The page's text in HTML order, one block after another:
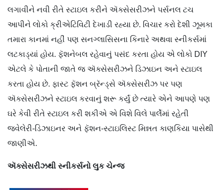
લગાવીને નવી રીતે સ્ટાઇલ કરીને ઍક્સેસરીઝને પર્સનલ ટચ
આપીને લોકો ક્રીએટિવિટી દેખાડી રહ્યા છે. વિચાર કરો દેશી ઝૂમકા
તમારા કાનમાં નહીં પણ સનગ્લાસિસના કિનારે અથવા સ્નીકર્સમાં
લટકાડ્યાં હોય. ફૅશનેબલ રહેવાનું પસંદ કરતા હોય એ લોકો DIY
એટલે કે પોતાની જાતે જ ઍક્સેસરીઝને ડિઝાઇન અને સ્ટાઇલ
કરતા હોય છે. ફાસ્ટ ફૅશન બ્રૅન્ડ્સે ઍક્સેસરીઝ પર પણ
ઍક્સેસરીઝને સ્ટાઇલ કરવાનું શરૂ કર્યું છે ત્યારે એને આપણે પણ
ઘરે કેવી રીતે સ્ટાઇલ કરી શકીએ એ વિશે વિલે પાર્લેમાં રહેતી
જ્વેલેરી-ડિઝાઇનર અને ફૅશન-સ્ટાઇલિસ્ટ મિન્નત કાણકિયા પાસેથી
જાણીએ.
ઍક્સેસરીઝથી સ્નીકર્સનો લુક ચેન્જ